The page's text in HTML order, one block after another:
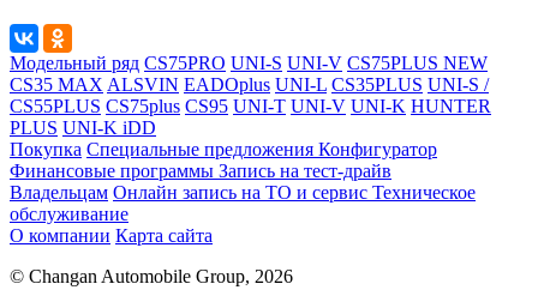
Модельный ряд CS75PRO UNI-S UNI-V CS75PLUS NEW
CS35 MAX ALSVIN EADOplus UNI-L CS35PLUS UNI-S /
CS55PLUS CS75plus CS95 UNI-T UNI-V UNI-K HUNTER
PLUS UNI-K iDD
Покупка Специальные предложения Конфигуратор
Финансовые программы Запись на тест-драйв
Владельцам Онлайн запись на ТО и сервис Техническое
обслуживание
О компании Карта сайта
© Changan Automobile Group, 2026